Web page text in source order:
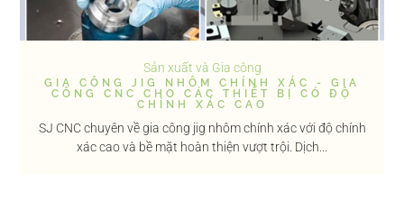
Sản xuất và Gia công
GIA CÔNG JIG NHÔM CHÍNH XÁC - GIA
CÔNG CNC CHO CÁC THIẾT BỊ CÓ ĐỘ
CHÍNH XÁC CAO
SJ CNC chuyên về gia công jig nhôm chính xác với độ chính
xác cao và bề mặt hoàn thiện vượt trội. Dịch...